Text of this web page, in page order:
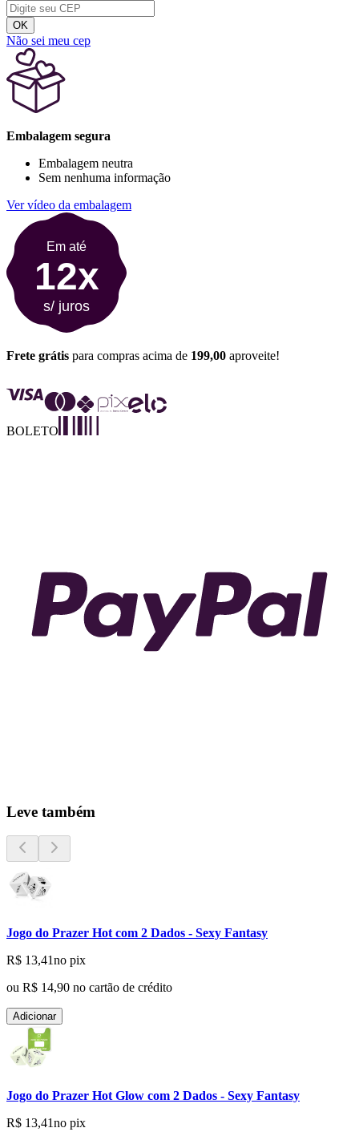
OK
Não sei meu cep
Embalagem segura
Embalagem neutra
Sem nenhuma informação
Ver vídeo da embalagem
Em até
12x
s/ juros
Frete grátis para compras acima de 199,00 aproveite!
BOLETO
Leve também
Jogo do Prazer Hot com 2 Dados - Sexy Fantasy
R$ 13,41no pix
ou R$ 14,90 no cartão de crédito
Adicionar
Jogo do Prazer Hot Glow com 2 Dados - Sexy Fantasy
R$ 13,41no pix